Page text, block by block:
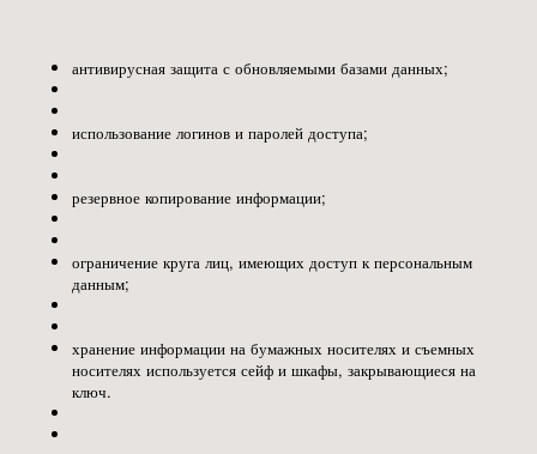
антивирусная защита с обновляемыми базами данных;
использование логинов и паролей доступа;
резервное копирование информации;
ограничение круга лиц, имеющих доступ к персональным
данным;
хранение информации на бумажных носителях и съемных
носителях используется сейф и шкафы, закрывающиеся на
ключ.